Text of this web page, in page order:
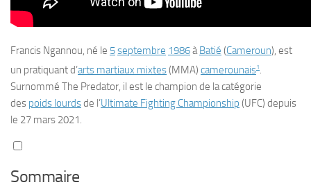
Francis Ngannou, né le 5septembre 1986àBatié (Cameroun), est
un pratiquant d’arts martiaux mixtes(MMA) camerounais1.
Surnommé The Predator, il est le champion de la catégorie
des poids lourdsde l’Ultimate Fighting Championship (UFC) depuis
le 27 mars 2021.
Sommaire